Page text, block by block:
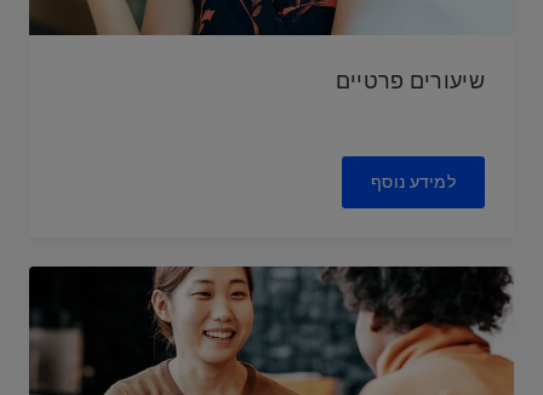
שיעורים פרטיים
למידע נוסף